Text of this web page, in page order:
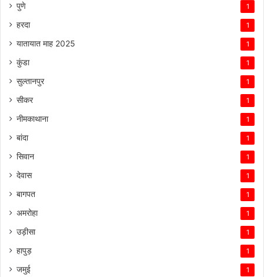
पुणे 1
हरदा 1
यातायात माह 2025 1
कुंडा 1
सुल्तानपुर 1
सीकर 1
नीमकाथाना 1
बांदा 1
सिवान 1
देवास 1
बागपत 1
अमरोहा 1
उड़ीसा 1
हापुड़ 1
जमुई 1